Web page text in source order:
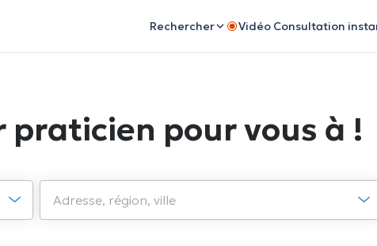
Rechercher Vidéo Consultation
praticien pour vous à !